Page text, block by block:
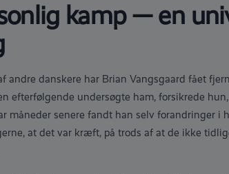
kamp — en
andre danskere har Brian Vangsgaard fået
efterfølgende undersøgte ham, forsikrede
måneder senere fandt han selv forandringer i
at det var kræft, på trods af at de ikke